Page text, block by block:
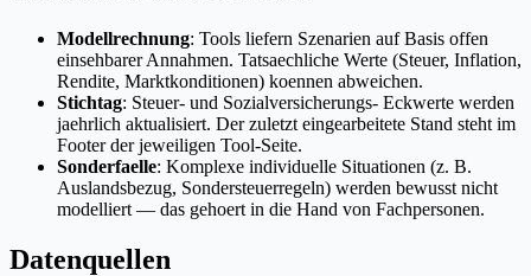
Modellrechnung: Tools liefern Szenarien auf Basis offen
einsehbarer Annahmen. Tatsaechliche Werte (Steuer, Inflation,
Rendite, Marktkonditionen) koennen abweichen.
Stichtag: Steuer- und Sozialversicherungs- Eckwerte werden
jaehrlich aktualisiert. Der zuletzt eingearbeitete Stand steht im
Footer der jeweiligen Tool-Seite.
Sonderfaelle: Komplexe individuelle Situationen (z. B.
Auslandsbezug, Sondersteuerregeln) werden bewusst nicht
modelliert — das gehoert in die Hand von Fachpersonen.
Datenquellen